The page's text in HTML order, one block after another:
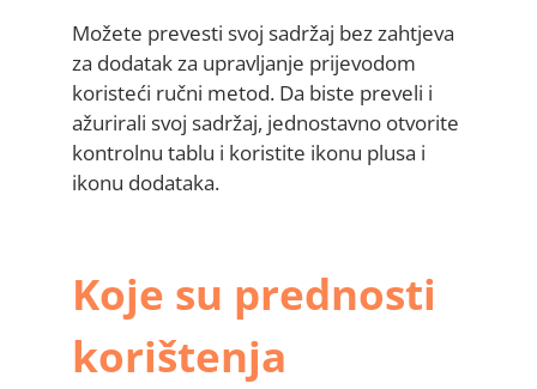
Možete prevesti svoj sadržaj bez zahtjeva
za dodatak za upravljanje prijevodom
koristeći ručni metod. Da biste preveli i
ažurirali svoj sadržaj, jednostavno otvorite
kontrolnu tablu i koristite ikonu plusa i
ikonu dodataka.
Koje su prednosti
korištenja